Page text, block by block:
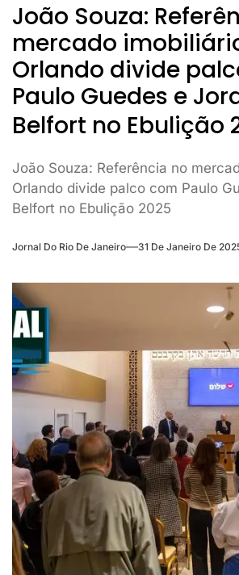
João Souza:
mercado
Orlando divide
Paulo Guedes e
Belfort no Ebulição
João Souza: Referência no
Orlando divide palco com Paulo
Belfort no Ebulição 2025
Jornal Do Rio De Janeiro 31 De Janeiro De